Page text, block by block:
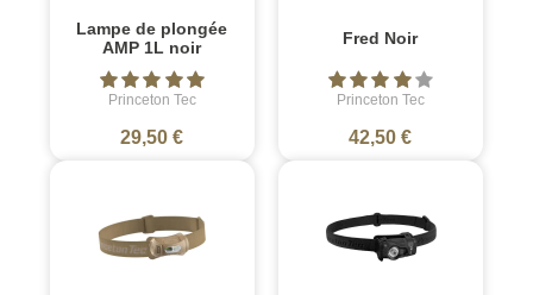
Lampe de plongée
AMP 1L noir
Princeton Tec
29,50 €
Fred Noir
Princeton Tec
42,50 €